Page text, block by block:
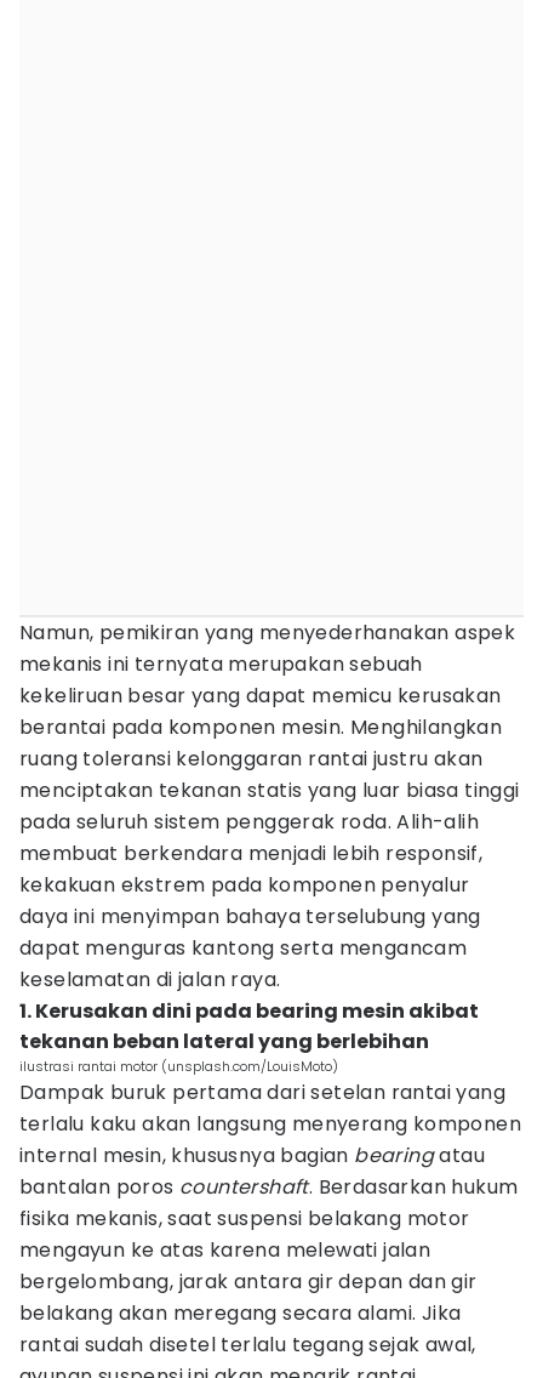
Namun, pemikiran yang menyederhanakan aspek
mekanis ini ternyata merupakan sebuah
kekeliruan besar yang dapat memicu kerusakan
berantai pada komponen mesin. Menghilangkan
ruang toleransi kelonggaran rantai justru akan
menciptakan tekanan statis yang luar biasa tinggi
pada seluruh sistem penggerak roda. Alih-alih
membuat berkendara menjadi lebih responsif,
kekakuan ekstrem pada komponen penyalur
daya ini menyimpan bahaya terselubung yang
dapat menguras kantong serta mengancam
keselamatan di jalan raya.
1. Kerusakan dini pada bearing mesin akibat
tekanan beban lateral yang berlebihan
ilustrasi rantai motor (unsplash.com/LouisMoto)
Dampak buruk pertama dari setelan rantai yang
terlalu kaku akan langsung menyerang komponen
internal mesin, khususnya bagian bearingatau
bantalan poros countershaft. Berdasarkan hukum
fisika mekanis, saat suspensi belakang motor
mengayun ke atas karena melewati jalan
bergelombang, jarak antara gir depan dan gir
belakang akan meregang secara alami. Jika
rantai sudah disetel terlalu tegang sejak awal,